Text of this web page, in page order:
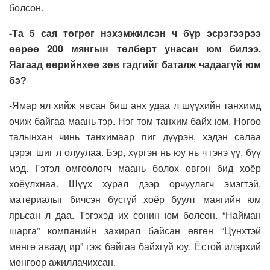
болсон.
-Та 5 сая төгрөг нэхэмжилсэн ч бүр эсрэгээрээ
өөрөө 200 мянгын төлбөрт унасан юм билээ.
Яагаад өөрийнхөө зөв гэдгийг баталж чадаагүй юм
бэ?
-Ямар ял хийж явсан биш анх удаа л шүүхийн танхимд
очиж байгаа маань тэр. Нэг том танхим байх юм. Нөгөө
талынхан чинь танхимаар пиг дүүрэн, хэдэн салаа
цэрэг шиг л олуулаа. Бэр, хүргэн нь юу нь ч гэнэ үү, бүү
мэд. Гэтэл өмгөөлөгч маань болох өвгөн бид хоёр
хоёулхнаа. Шүүх хурал дээр орчуулагч эмэгтэй,
материалыг бичсэн бүсгүй хоёр буулт маягийн юм
ярьсан л даа. Тэгэхэд их сонин юм болсон. “Найман
шарга” компанийн захирал байсан өвгөн “Цүнхтэй
мөнгө аваад ир” гэж байгаа байхгүй юу. Ёстой илэрхий
мөнгөөр ажиллачихсан.